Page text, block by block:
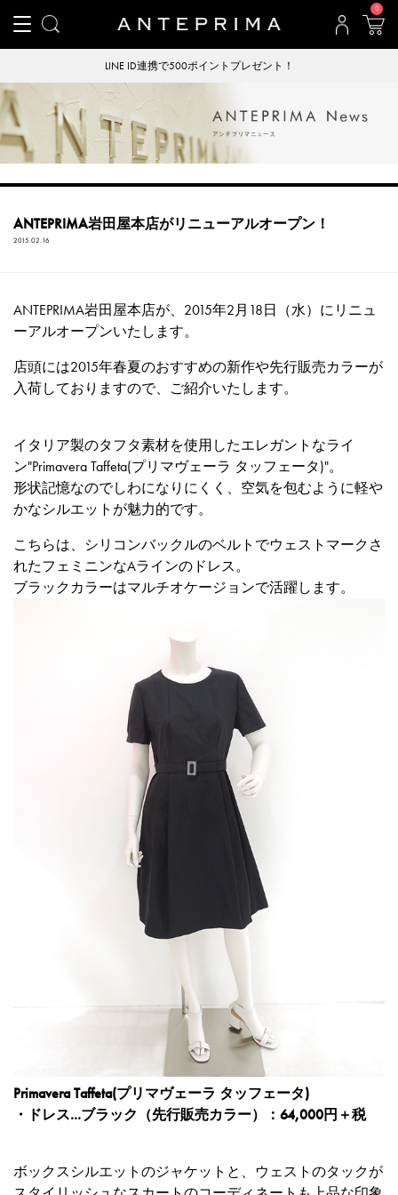
0
LINE ID連携で500ポイントプレゼント！
ANTEPRIMA岩田屋本店がリニューアルオープン！
2015.02.16
ANTEPRIMA岩田屋本店が、2015年2月18日（水）にリニュ
ーアルオープンいたします。
店頭には2015年春夏のおすすめの新作や先行販売カラーが
入荷しておりますので、ご紹介いたします。
イタリア製のタフタ素材を使用したエレガントなライ
ン"Primavera Taffeta(プリマヴェーラ タッフェータ)"。
形状記憶なのでしわになりにくく、空気を包むように軽や
かなシルエットが魅力的です。
こちらは、シリコンバックルのベルトでウェストマークさ
れたフェミニンなAラインのドレス。
ブラックカラーはマルチオケージョンで活躍します。
Primavera Taffeta(プリマヴェーラ タッフェータ)
・ドレス...ブラック（先行販売カラー）：64,000円＋税
ボックスシルエットのジャケットと、ウェストのタックが